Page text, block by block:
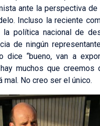
ante la perspectiva de
Incluso la reciente
la política nacional de
de ningún
dice “bueno, van a
hay muchos que
mal. No creo ser el único.